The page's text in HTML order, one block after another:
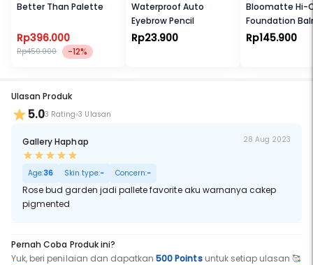
Better Than Palette
Rp396.000
Rp450.000 -12%
Waterproof Auto
Eyebrow Pencil
Rp23.900
Bloomatte Hi-
Foundation
Rp145.900
Ulasan Produk
5.03 Rating 3 Ulasan
Gallery Haphap 28 Aug 2023
Age:36 Skin type:- Concern:-
Rose bud garden jadi pallete favorite aku warnanya cakep
pigmented
Pernah Coba Produk ini?
Yuk, beri penilaian dan dapatkan500 Pointsuntuk setiap ulasan 🥰